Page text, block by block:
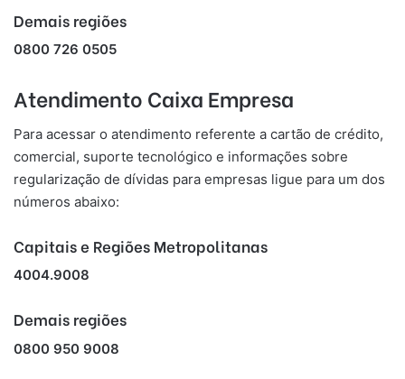
Demais regiões
0800 726 0505
Atendimento Caixa Empresa
Para acessar o atendimento referente a cartão de crédito,
comercial, suporte tecnológico e informações sobre
regularização de dívidas para empresas ligue para um dos
números abaixo:
Capitais e Regiões Metropolitanas
4004.9008
Demais regiões
0800 950 9008